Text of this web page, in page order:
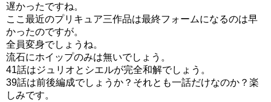
遅かったですね。
ここ最近のプリキュア三作品は最終フォームになるのは早
かったのですが。
全員変身でしょうね。
流石にホイップのみは無いでしょう。
41話はジュリオとシエルが完全和解でしょう。
39話は前後編成でしょうか？それとも一話だけなのか？楽
しみです。